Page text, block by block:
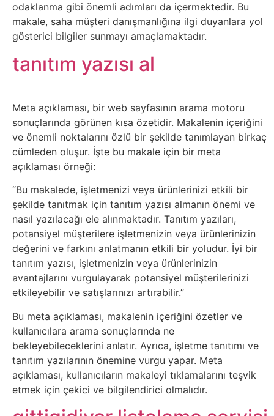
Download
E-
Devlet
Eğitim
Elektronik
Cihazlar
Facebook
Felsefe
Finans
Genel
Gezi
Gizem
Grafik
odaklanma gibi önemli adımları da içermektedir. Bu
makale, saha müşteri danışmanlığına ilgi duyanlara yol
gösterici bilgiler sunmayı amaçlamaktadır.
tanıtım yazısı al
Meta açıklaması, bir web sayfasının arama motoru
sonuçlarında görünen kısa özetidir. Makalenin içeriğini
ve önemli noktalarını özlü bir şekilde tanımlayan birkaç
cümleden oluşur. İşte bu makale için bir meta
açıklaması örneği:
“Bu makalede, işletmenizi veya ürünlerinizi etkili bir
şekilde tanıtmak için tanıtım yazısı almanın önemi ve
nasıl yazılacağı ele alınmaktadır. Tanıtım yazıları,
potansiyel müşterilere işletmenizin veya ürünlerinizin
değerini ve farkını anlatmanın etkili bir yoludur. İyi bir
tanıtım yazısı, işletmenizin veya ürünlerinizin
avantajlarını vurgulayarak potansiyel müşterilerinizi
etkileyebilir ve satışlarınızı artırabilir.”
Bu meta açıklaması, makalenin içeriğini özetler ve
kullanıcılara arama sonuçlarında ne
bekleyebileceklerini anlatır. Ayrıca, işletme tanıtımı ve
tanıtım yazılarının önemine vurgu yapar. Meta
açıklaması, kullanıcıların makaleyi tıklamalarını teşvik
etmek için çekici ve bilgilendirici olmalıdır.